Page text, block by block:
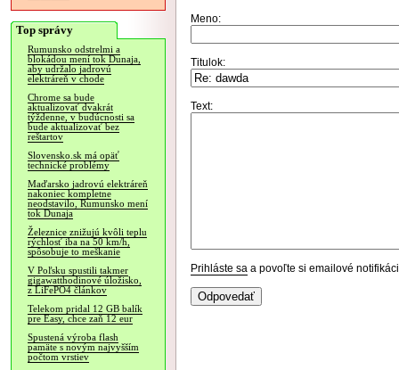
Top správy
Rumunsko odstrelmi a
blokádou mení tok Dunaja,
aby udržalo jadrovú
elektráreň v chode
Chrome sa bude
aktualizovať dvakrát
týždenne, v budúcnosti sa
bude aktualizovať bez
reštartov
Slovensko.sk má opäť
technické problémy
Maďarsko jadrovú elektráreň
nakoniec kompletne
neodstavilo, Rumunsko mení
tok Dunaja
Železnice znižujú kvôli teplu
rýchlosť iba na 50 km/h,
spôsobuje to meškanie
V Poľsku spustili takmer
gigawatthodinové úložisko,
z LiFePO4 článkov
Telekom pridal 12 GB balík
pre Easy, chce zaň 12 eur
Spustená výroba flash
pamäte s novým najvyšším
počtom vrstiev
Meno:
Titulok:
Text:
Prihláste sa a povoľte si emailové